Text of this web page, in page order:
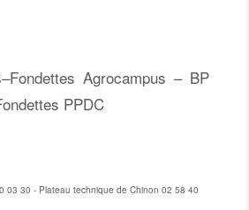
Agrocampus – BP
PPDC
03 30 - Plateau technique de Chinon 02 58 40